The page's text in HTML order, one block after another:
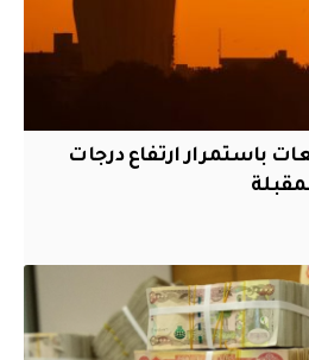
باستمرار ارتفاع درجات